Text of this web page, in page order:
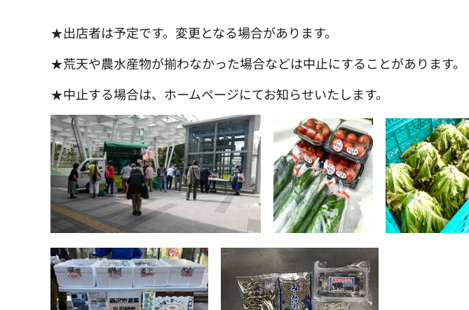
★出店者は予定です。変更となる場合があります。
★荒天や農水産物が揃わなかった場合などは中止にすることがあります。
★中止する場合は、ホームページにてお知らせいたします。